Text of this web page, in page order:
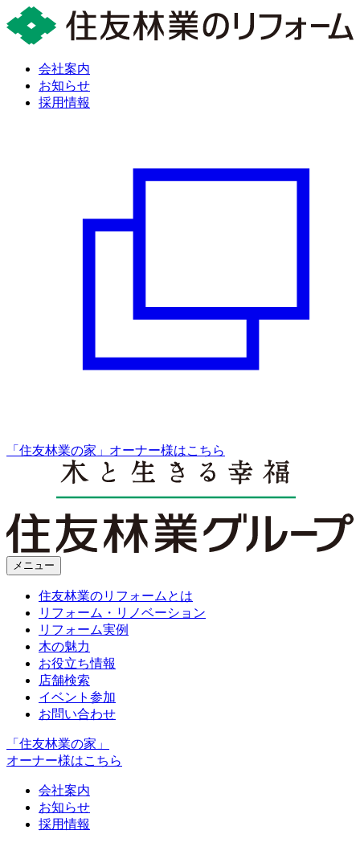
会社案内
お知らせ
採用情報
「住友林業の家」オーナー様はこちら
メニュー
住友林業のリフォームとは
リフォーム・リノベーション
リフォーム実例
木の魅力
お役立ち情報
店舗検索
イベント参加
お問い合わせ
「住友林業の家」
オーナー様はこちら
会社案内
お知らせ
採用情報